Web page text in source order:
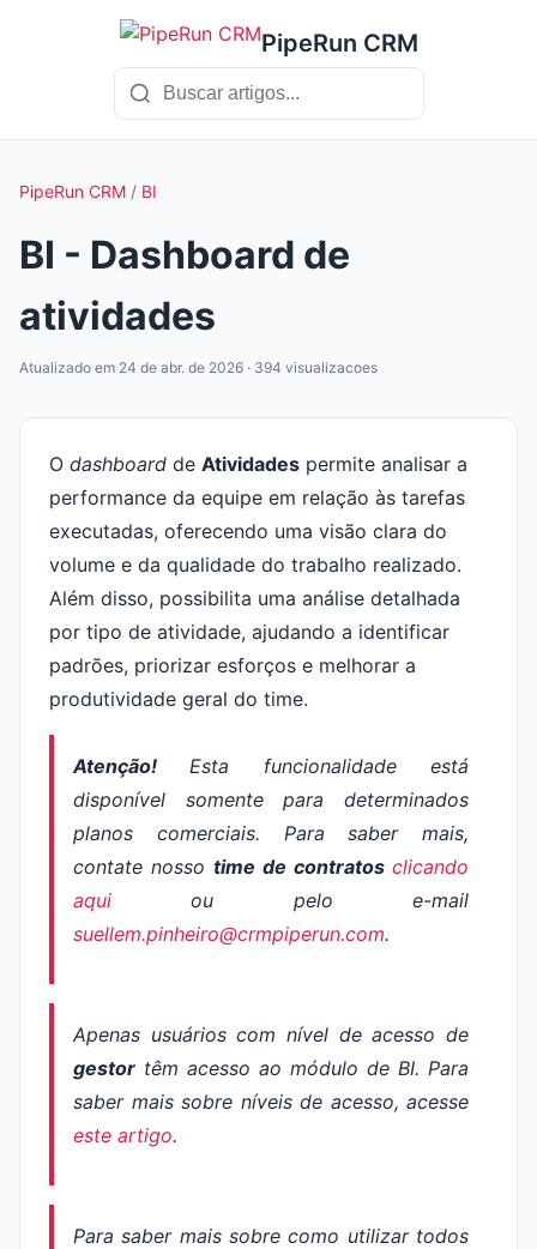
PipeRun CRM
PipeRun CRM / BI
BI - Dashboard de
atividades
Atualizado em 24 de abr. de 2026 · 394 visualizacoes
O dashboard de Atividades permite analisar a
performance da equipe em relação às tarefas
executadas, oferecendo uma visão clara do
volume e da qualidade do trabalho realizado.
Além disso, possibilita uma análise detalhada
por tipo de atividade, ajudando a identificar
padrões, priorizar esforços e melhorar a
produtividade geral do time.
Atenção!Esta funcionalidade está
disponível somente para determinados
planos comerciais. Para saber mais,
contate nosso time de contratos clicando
aqui ou pelo e-mail
suellem.pinheiro@crmpiperun.com.
Apenas usuários com nível de acesso de
gestor têm acesso ao módulo de BI. Para
saber mais sobre níveis de acesso, acesse
este artigo.
Para saber mais sobre como utilizar todos